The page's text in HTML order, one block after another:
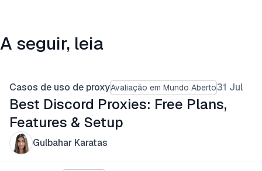
A seguir, leia
Casos de uso de proxyAvaliação em Mundo Aberto31 Jul
Best Discord Proxies: Free Plans,
Features & Setup
Gulbahar Karatas